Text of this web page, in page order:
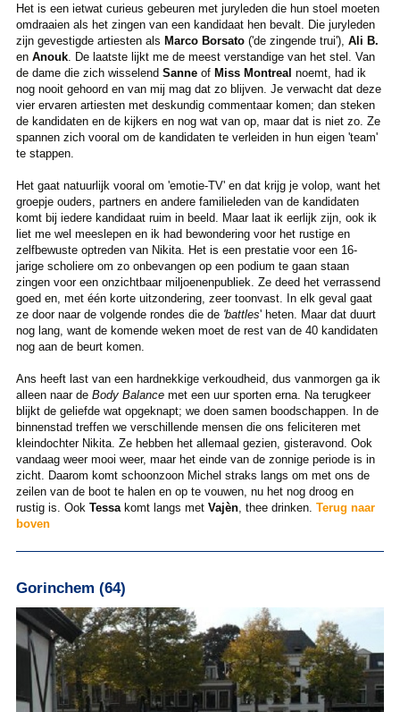
Het is een ietwat curieus gebeuren met juryleden die hun stoel moeten
omdraaien als het zingen van een kandidaat hen bevalt. Die juryleden
zijn gevestigde artiesten als Marco Borsato('de zingende trui'), Ali B.
en Anouk. De laatste lijkt me de meest verstandige van het stel. Van
de dame die zich wisselend Sanneof Miss Montreal noemt, had ik
nog nooit gehoord en van mij mag dat zo blijven. Je verwacht dat deze
vier ervaren artiesten met deskundig commentaar komen; dan steken
de kandidaten en de kijkers en nog wat van op, maar dat is niet zo. Ze
spannen zich vooral om de kandidaten te verleiden in hun eigen 'team'
te stappen.
Het gaat natuurlijk vooral om 'emotie-TV' en dat krijg je volop, want het
groepje ouders, partners en andere familieleden van de kandidaten
komt bij iedere kandidaat ruim in beeld. Maar laat ik eerlijk zijn, ook ik
liet me wel meeslepen en ik had bewondering voor het rustige en
zelfbewuste optreden van Nikita. Het is een prestatie voor een 16-
jarige scholiere om zo onbevangen op een podium te gaan staan
zingen voor een onzichtbaar miljoenenpubliek. Ze deed het verrassend
goed en, met één korte uitzondering, zeer toonvast. In elk geval gaat
ze door naar de volgende rondes die de 'battles' heten. Maar dat duurt
nog lang, want de komende weken moet de rest van de 40 kandidaten
nog aan de beurt komen.
Ans heeft last van een hardnekkige verkoudheid, dus vanmorgen ga ik
alleen naar de Body Balancemet een uur sporten erna. Na terugkeer
blijkt de geliefde wat opgeknapt; we doen samen boodschappen. In de
binnenstad treffen we verschillende mensen die ons feliciteren met
kleindochter Nikita. Ze hebben het allemaal gezien, gisteravond. Ook
vandaag weer mooi weer, maar het einde van de zonnige periode is in
zicht. Daarom komt schoonzoon Michel straks langs om met ons de
zeilen van de boot te halen en op te vouwen, nu het nog droog en
rustig is. Ook Tessakomt langs metVajèn, thee drinken. Terug naar
boven
Gorinchem (64)